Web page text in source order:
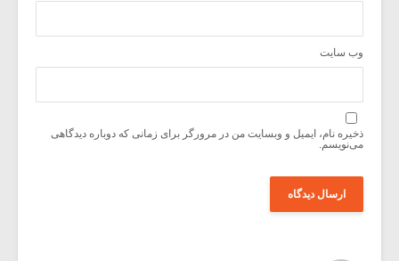
وب‌ سایت
ذخیره نام، ایمیل و وبسایت من در مرورگر برای زمانی که دوباره دیدگاهی
می‌نویسم.